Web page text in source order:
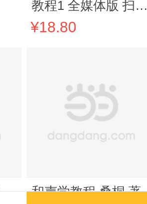
教程1 全媒体版 扫码
赠送示范伴奏音频及
¥18.80
和声学教程 桑桐 著